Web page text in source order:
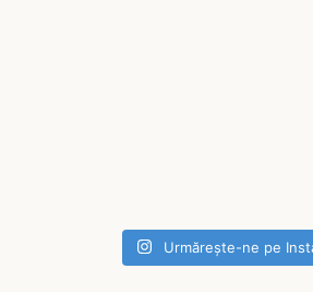
Urmărește-ne pe